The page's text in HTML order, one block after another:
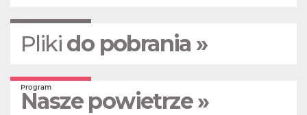
Pliki do pobrania »
Program
Nasze powietrze »